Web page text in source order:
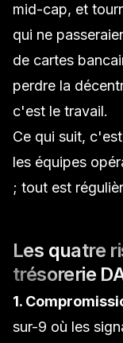
mid-cap, et
qui ne
de cartes
perdre la
c'est le travail.
Ce qui suit,
les équipes
; tout est
Les quatre
trésorerie
1.
sur-9 où les